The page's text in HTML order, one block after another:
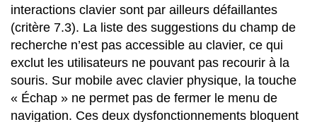
interactions clavier sont par ailleurs défaillantes
(critère 7.3). La liste des suggestions du champ de
recherche n’est pas accessible au clavier, ce qui
exclut les utilisateurs ne pouvant pas recourir à la
souris. Sur mobile avec clavier physique, la touche
« Échap » ne permet pas de fermer le menu de
navigation. Ces deux dysfonctionnements bloquent